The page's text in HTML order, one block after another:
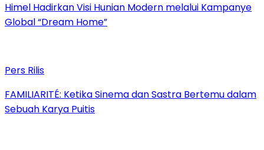
Himel Hadirkan Visi Hunian Modern melalui Kampanye
Global “Dream Home”
Pers Rilis
FAMILIARITÉ: Ketika Sinema dan Sastra Bertemu dalam
Sebuah Karya Puitis